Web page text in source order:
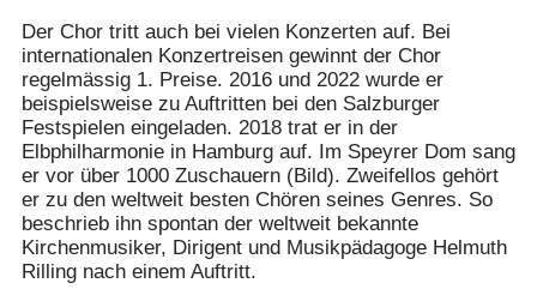
Der Chor tritt auch bei vielen Konzerten auf. Bei
internationalen Konzertreisen gewinnt der Chor
regelmässig 1. Preise. 2016 und 2022 wurde er
beispielsweise zu Auftritten bei den Salzburger
Festspielen eingeladen. 2018 trat er in der
Elbphilharmonie in Hamburg auf. Im Speyrer Dom sang
er vor über 1000 Zuschauern (Bild). Zweifellos gehört
er zu den weltweit besten Chören seines Genres. So
beschrieb ihn spontan der weltweit bekannte
Kirchenmusiker, Dirigent und Musikpädagoge Helmuth
Rilling nach einem Auftritt.